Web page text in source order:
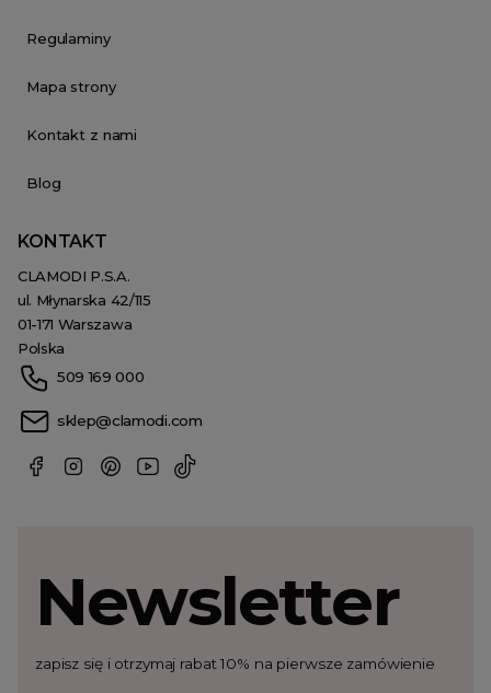
Regulaminy
Mapa strony
Kontakt z nami
Blog
KONTAKT
CLAMODI P.S.A.
ul. Młynarska 42/115
01-171 Warszawa
Polska
509 169 000
sklep@clamodi.com
Newsletter
zapisz się i otrzymaj rabat 10% na pierwsze zamówienie